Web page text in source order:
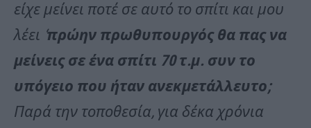
είχε μείνει ποτέ σε αυτό το σπίτι και μου
λέει ‘ πρώην πρωθυπουργός θα πας να
μείνεις σε ένα σπίτι 70 τ.μ. συν το
υπόγειο που ήταν ανεκμετάλλευτο;
Παρά την τοποθεσία, για δέκα χρόνια